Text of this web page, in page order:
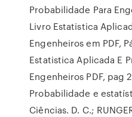
Probabilidade Para
Livro Estatistica
Engenheiros em PDF,
Estatistica Aplicada E
Engenheiros PDF, pag
Probabilidade e
Ciências. D. C.;